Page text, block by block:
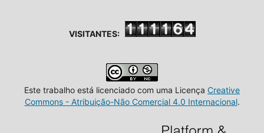
VISITANTES:
Este trabalho está licenciado com uma Licença Creative
Commons - Atribuição-Não Comercial 4.0 Internacional.